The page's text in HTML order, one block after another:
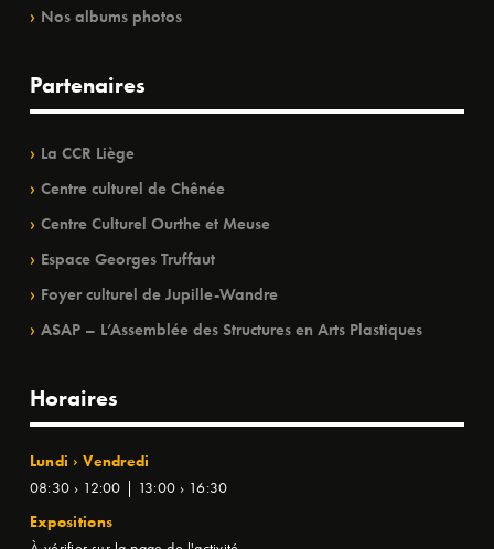
Nos albums photos
Partenaires
La CCR Liège
Centre culturel de Chênée
Centre Culturel Ourthe et Meuse
Espace Georges Truffaut
Foyer culturel de Jupille-Wandre
ASAP – L’Assemblée des Structures en Arts Plastiques
Horaires
Lundi › Vendredi
08:30 › 12:00 | 13:00 › 16:30
Expositions